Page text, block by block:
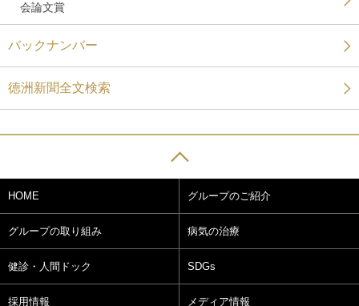
会論文賞
バックナンバー
徳洲新聞全文検索
HOME グループのご紹介
グループの取り組み 病気の治療
健診・人間ドック SDGs
採用情報 メディア情報